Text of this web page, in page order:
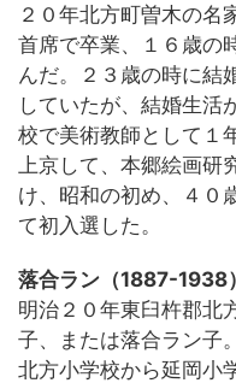
２０年北方町曽木の名
首席で卒業、１６歳の
んだ。２３歳の時に結
していたが、結婚生活
校で美術教師として１
上京して、本郷絵画研
け、昭和の初め、４０
て初入選した。
落合ラン（1887-1938）
明治２０年東臼杵郡北
子、または落合ラン子
北方小学校から延岡小